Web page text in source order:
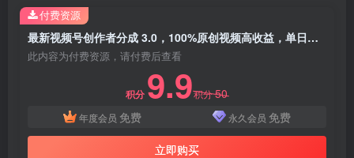
最新视频号创作者分成 3.0，100%原创视频高收益，单日收益 800+
此内容为付费资源，请付费后查看
积分 9.9积分50
年度会员 免费 永久会员 免费
立即购买
付费资源